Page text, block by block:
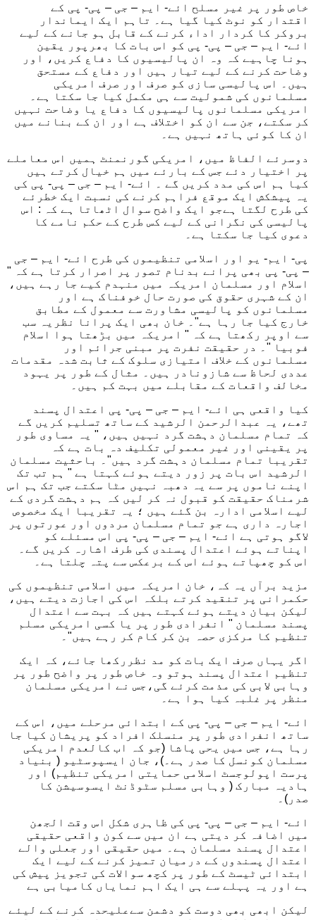
خاص طور پر غیر مسلح ائے- ایم – جی – پی- پی کے
اقتدار کو نوٹ کیا گیا ہے۔ تاہم ایک ایماندار
بروکر کا کردار اداء کرنے کے قابل ہو جانے کے لیے
ائے- ایم – جی – پی- پی کو اس بات کا بھرپور یقین
ہونا چاہیے کہ وہ ان پالیسیوں کا دفاع کریں، اور
وضاحت کرنے کے لیے تیار ہیں اور دفاع کے مستحق
ہیں۔ اس پالیسی سازی کو صرف اور صرف امریکی
مسلمانوں کی شمولیت سے ہی مکمل کیا جا سکتا ہے۔
امریکی مسلمانوں پالیسیوں کا دفاع یا وضاحت نہیں
کر سکتے، جن سے ان کو اختلاف ہے اور ان کے بنانے میں
ان کا کوئی ہاتھ نہیں ہے۔
دوسرئے الفاظ میں، امریکی گورنمنٹ ہمیں اس معاملے
پر اختیار دئے جس کے بارئے میں ہم خیال کرتے ہیں
کیا ہم اس کی مدد کریں گے ۔ ائے- ایم – جی – پی- پی کی
یہ پیشکش ایک موقع فراہم کرنے کی نسبت ایک خطرئے
کی طرح لگتا ہےجو ایک واضح سوال اٹھاتا ہے کہ : اس
پالیسی کی نگرانی کے لیے کس طرح کے حکم نامے کا
دعوی کیا جا سکتا ہے۔
پی- ایم- یو اور اسلامی تنظیموں کی طرح ائے- ایم – جی
– پی- پی بھی پرانے بدنام تصور پر اصرار کرتا ہے کہ "
اسلام اور مسلمان امریکہ میں منہدم کیے جا رہے ہیں،
ان کے شہری حقوق کی صورت حال خوفناک ہے اور
مسلمانوں کو پالیسی مشاورت سے معمول کے مطابق
خارج کیا جا رہا ہے"۔ خان بھی ایک پرانا نظریہ سب
سے اوپر رکھتا ہے کہ " امریکہ میں بڑھتا ہوا اسلام
مسلمانوں کے خلاف امتیازی سلوک کے ثابت شدہ مقدمات
عددی لحاظ سے شازونادر ہیں۔ مثال کے طور پر یہود
مخالف واقعات کے مقابلے میں بہت کم ہیں۔
کیا واقعی ہی ائے- ایم – جی – پی- پی اعتدال پسند
تھے، یہ عبدالرحمن الرشید کے ساتھ تسلیم کریں گے
کہ تمام مسلمان دہشت گرد نہیں ہیں، " یہ مساوی طور
پر یقینی اور غیر معمولی تکلیف دہ بات ہے کہ
تقریبا تمام مسلمان دہشت گرد ہیں"۔ باحثیت مسلمان
الرشید اس بات پر زور دیتے ہوئے کہتا ہے " ہم تب تک
اپنے ناموں پر سے یہ دھبہ نہیں مٹا سکتے جب تک ہم اس
شرمناک حقیقت کو قبول نہ کر لیں کہ ہم دہشت گردی کے
لیے اسلامی ادارہ بن گئے ہیں ؛ یہ تقریبا ایک مخصوص
اجارہ داری ہے جو تمام مسلمان مردوں اور عورتوں پر
لاگو ہوتی ہے ائے- ایم – جی – پی- پی اس مسئلے کو
اپناتے ہوئے اعتدال پسندی کی طرف اشارہ کریں گے۔
اس کو چھپاتے ہوئے اس کے برعکس سے پتہ چلتا ہے۔
مزید برآں یہ کہ، خان امریکہ میں اسلامی تنظیموں کی
حکمرانی پر تنقید کرتے بلکہ اس کی اجازت دیتے ہیں،
لیکن بیان دیتے ہوئے کہتے ہیں کہ بہت سے اعتدال
پسند مسلمان " انفرادی طور پر یا کسی امریکی مسلم
تنظیم کا مرکزی حصہ بن کر کام کر رہے ہیں"۔
اگر یہاں صرف ایک بات کو مد نظررکھا جائے، کہ ایک
تنظیم اعتدال پسند ہوتو وہ خاص طور پر واضح طور پر
وہابی لابی کی مذمت کرئے گی،جس نے امریکی مسلمان
منظر پر غلبہ کیا ہوا ہے۔
ائے- ایم – جی – پی- پی کے ابتدائی مرحلے میں، اس کے
ساتھ انفرادی طور پر منسلک افراد کو پریشان کیا جا
رہا ہے، جس میں یحی پاشا (جو کہ اب کالعدم امریکی
مسلمان کونسل کا صدر ہے۔)، جان ایسپوسٹیو ( بنیاد
پرست اپولوجسٹ اسلامی حمایتی امریکی تنظیم) اور
ہادیہ مبارک ( وہابی مسلم سٹوڈنٹ ایسوسیشن کا
صدر)۔
ائے- ایم – جی – پی- پی کی ظاہری شکل اس وقت الجھن
میں اضافہ کر دیتی ہے ان میں سے کون واقعی حقیقی
اعتدال پسند مسلمان ہے۔ میں حقیقی اور جعلی والے
اعتدال پسندوں کے درمیان تمیز کرنے کے لیے ایک
ابتدائی ٹیسٹ کے طور پر کچھ سوالات کی تجویز پیش کی
ہے اور یہ پہلے سے ہی ایک اہم نمایاں کامیابی ہے
لیکن ابھی بھی دوست کو دشمن سےعلیحدہ کرنے کے لیئے